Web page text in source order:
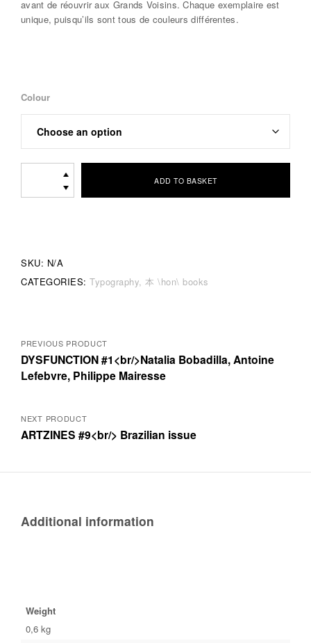
avant de réouvrir aux Grands Voisins. Chaque exemplaire est
unique, puisqu’ils sont tous de couleurs différentes.
Colour
antoine
ADD TO BASKET
SKU: N/A
CATEGORIES: Typography 本 \hon\ books
Posts
navigation
PREVIOUS PRODUCT
DYSFUNCTION #1<br/>Natalia Bobadilla, Antoine
Lefebvre, Philippe Mairesse
NEXT PRODUCT
ARTZINES #9<br/> Brazilian issue
Additional information
Weight
0,6 kg